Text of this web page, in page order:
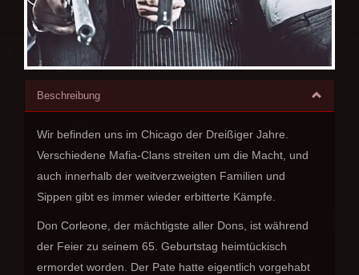
Beschreibung
Wir befinden uns im Chicago der Dreißiger Jahre.
Verschiedene Mafia-Clans streiten um die Macht, und
auch innerhalb der weitverzweigten Familien und
Sippen gibt es immer wieder erbitterte Kämpfe.
Don Corleone, der mächtigste aller Dons, ist während
der Feier zu seinem 65. Geburtstag heimtückisch
ermordet worden. Der Pate hatte eigentlich vorgehabt